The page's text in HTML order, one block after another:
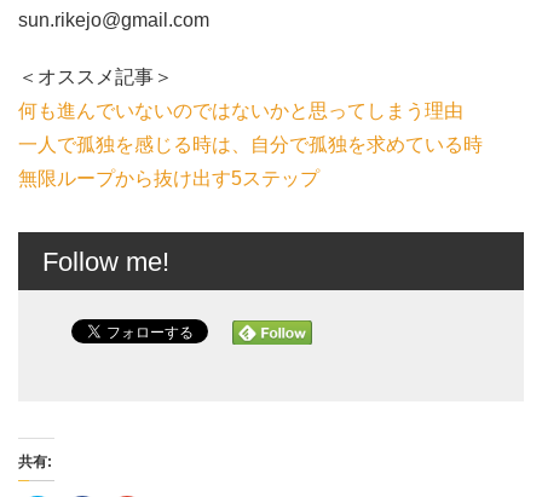
sun.rikejo@gmail.com
＜オススメ記事＞
何も進んでいないのではないかと思ってしまう理由
一人で孤独を感じる時は、自分で孤独を求めている時
無限ループから抜け出す5ステップ
Follow me!
共有: